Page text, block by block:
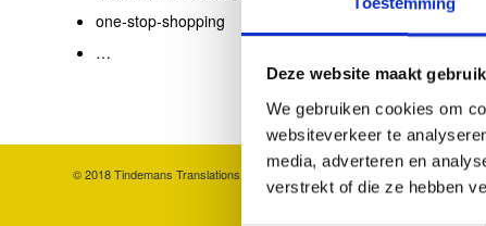
Deze website maakt
We gebruiken cookies om
websiteverkeer te
media, adverteren en
verstrekt of die ze hebben
one-stop-shopping
…
© 2018 Tindemans Translations / Gemaakt door